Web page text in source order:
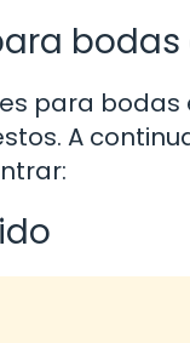
bodas
para bodas
A